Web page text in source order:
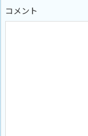
コメント